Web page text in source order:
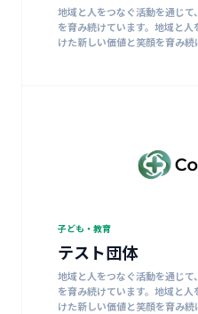
地域と人をつなぐ活動を通じ
を育み続けています。地域と
けた新しい価値と笑顔を育み続
子ども・教育
テスト団体
地域と人をつなぐ活動を通じ
を育み続けています。地域と
けた新しい価値と笑顔を育み続